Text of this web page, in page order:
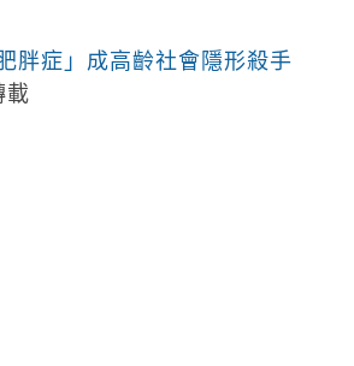
胖症」成高齡社會隱形殺手
載